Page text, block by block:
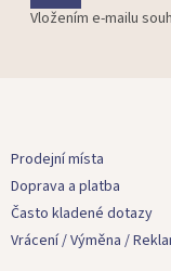
Vložením e-mailu
Prodejní místa
Doprava a platba
Často kladené dotazy
Vrácení / Výměna /